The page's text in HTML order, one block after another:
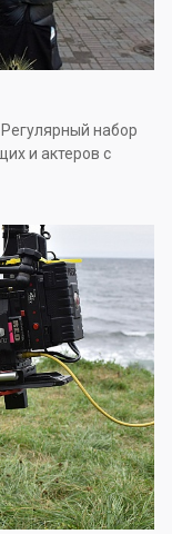
набор
и актеров с